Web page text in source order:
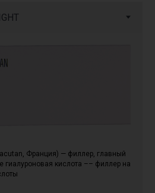
Франция) — филлер, главный
гиалуроновая кислота –– филлер на